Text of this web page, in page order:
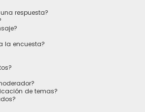
respuesta?
la encuesta?
de temas?